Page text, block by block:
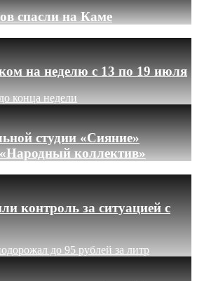
спасли на Каме
на неделю с 13 по 19 июля
конца недели
студии «Сияние»
коллектив»
контроль за ситуацией с
до 95 рублей за литр